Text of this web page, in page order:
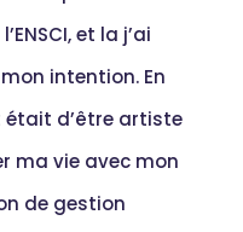
et la j’ai
intention. En
était d’être artiste
ma vie avec mon
de gestion